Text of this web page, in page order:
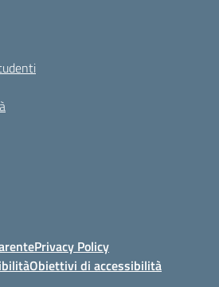
Privacy Policy
Obiettivi di accessibilità